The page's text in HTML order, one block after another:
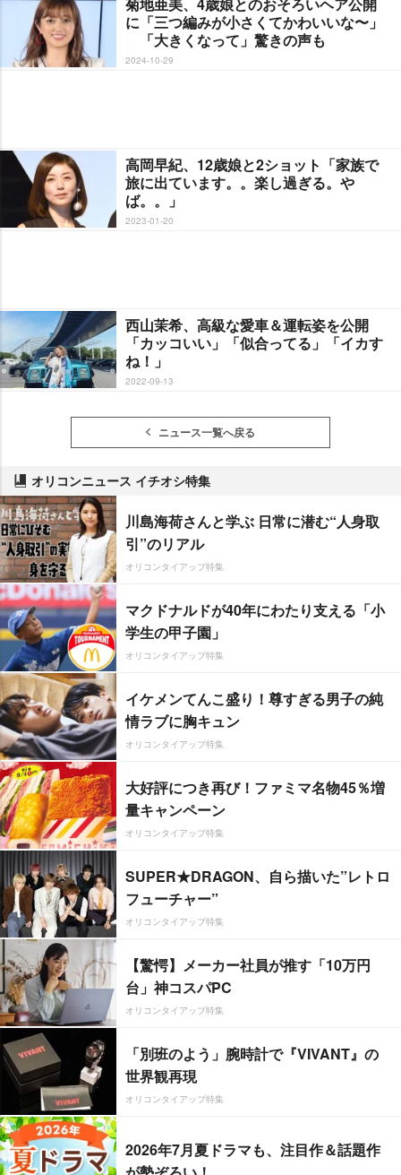
に「三つ編みが小さくてかわいいな〜」
「大きくなって」驚きの声も
2024-10-29
高岡早紀、12歳娘と2ショット「家族で
旅に出ています。。楽し過ぎる。
ば。。」
2023-01-20
西山茉希、高級な愛車＆運転姿を公開
「カッコいい」「似合ってる」「イカす
ね！」
2022-09-13
ニュース一覧へ戻る
オリコンニュース イチオシ特集
川島海荷さんと学ぶ 日常に潜む“人身取
引”のリアル
オリコンタイアップ特集
マクドナルドが40年にわたり支える「小
学生の甲子園」
オリコンタイアップ特集
イケメンてんこ盛り！尊すぎる男子の純
情ラブに胸キュン
オリコンタイアップ特集
大好評につき再び！ファミマ名物45％増
量キャンペーン
オリコンタイアップ特集
SUPER★DRAGON、自ら描いた”レトロ
フューチャー”
オリコンタイアップ特集
【驚愕】メーカー社員が推す「10万円
台」神コスパPC
オリコンタイアップ特集
「別班のよう」腕時計で『VIVANT』の
世界観再現
オリコンタイアップ特集
2026年7月夏ドラマも、注目作＆話題作